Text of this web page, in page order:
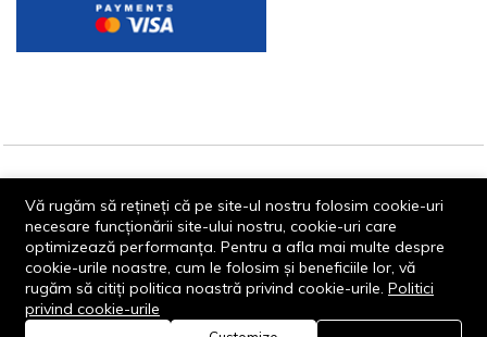
© 2013-2026 - Dornik Total Services S.R.L. CUI 32211812
Reg.Com. J13/1996/2013, Str. Transilvaniei, Nr. 19A
Vă rugăm să rețineți că pe site-ul nostru folosim cookie-uri
necesare funcționării site-ului nostru, cookie-uri care
optimizează performanța. Pentru a afla mai multe despre
cookie-urile noastre, cum le folosim și beneficiile lor, vă
rugăm să citiți politica noastră privind cookie-urile. Politici
privind cookie-urile